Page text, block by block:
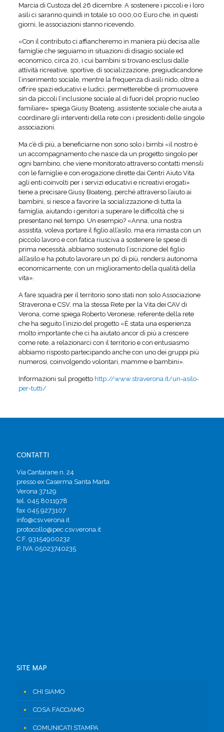
Marcia di Custoza del 26 dicembre. A sostenere i piccoli e i loro
asili ci saranno quindi in totale 10.000,00 Euro che, in questi
giorni, le associazioni stanno ricevendo.
«Con il contributo ci affiancheremo in maniera più decisa alle
famiglie che seguiamo in situazioni di disagio sociale ed
economico, circa 20, i cui bambini si trovano esclusi dalle
attività ricreative, sportive, di socializzazione, pregiudicandone
l’inserimento sociale, mentre la frequenza di asili nido, oltre a
offrire spazi educativi e ludici, permetterebbe di promuovere
sin da piccoli l’inclusione sociale al di fuori del proprio nucleo
familiare» spiega Giusy Boateng, assistente sociale che aiuta a
coordinare gli interventi della rete con i presidenti delle singole
associazioni.
Ma c’è di più, a beneficiarne non sono solo i bimbi «il nostro è
un accompagnamento che nasce da un progetto singolo per
ogni bambino, che viene monitorato attraverso contatti mensili
con le famiglie e con erogazione dirette dai Centri Aiuto Vita
agli enti coinvolti per i servizi educativi e ricreativi erogati»
tiene a precisare Giusy Boateng, perché attraverso l’aiuto ai
bambini, si riesce a favorire la socializzazione di tutta la
famiglia, aiutando i genitori a superare le difficoltà che si
presentano nel tempo. Un esempio? «Anna, una nostra
assistita, voleva portare il figlio all’asilo, ma era rimasta con un
piccolo lavoro e con fatica riusciva a sostenere le spese di
prima necessità, abbiamo sostenuto l’iscrizione del figlio
all’asilo e ha potuto lavorare un po’ di più, rendersi autonoma
economicamente, con un miglioramento della qualità della
vita».
A fare squadra per il territorio sono stati non solo Associazione
Straverona e CSV, ma la stessa Rete per la Vita dei CAV di
Verona, come spiega Roberto Veronese, referente della rete
che ha seguito l’inizio del progetto «È stata una esperienza
molto importante che ci ha aiutato ancor di più a crescere
come rete, a relazionarci con il territorio e con entusiasmo
abbiamo risposto partecipando anche con uno dei gruppi più
numerosi, coinvolgendo volontari, mamme e bambini».
Informazioni sul progetto http://www.straverona.it/un-asilo-
per-tutti/
CONTATTI
Via Cantarane n. 24
presso ex Caserma Santa Marta
Verona 37129
tel. 045 8011978
fax 045 9273107
info@csv.verona.it
protocollo@pec.csv.verona.it
C.F. 93154900232
P. IVA 05023740235
SITE MAP
CHI SIAMO
COSA FACCIAMO
COMUNICATI STAMPA